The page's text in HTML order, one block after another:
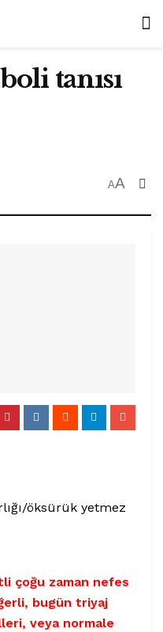
tanısı
AA
öksürük yetmez
çoğu zaman nefes
bugün triyaj
veya normale